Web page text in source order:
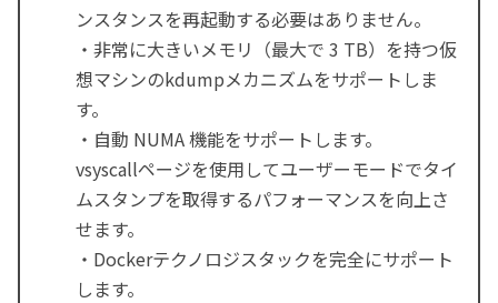
ンスタンスを再起動する必要はありません。
・非常に大きいメモリ（最大で 3 TB）を持つ仮
想マシンのkdumpメカニズムをサポートしま
す。
・自動 NUMA 機能をサポートします。
vsyscallページを使用してユーザーモードでタイ
ムスタンプを取得するパフォーマンスを向上さ
せます。
・Dockerテクノロジスタックを完全にサポート
します。